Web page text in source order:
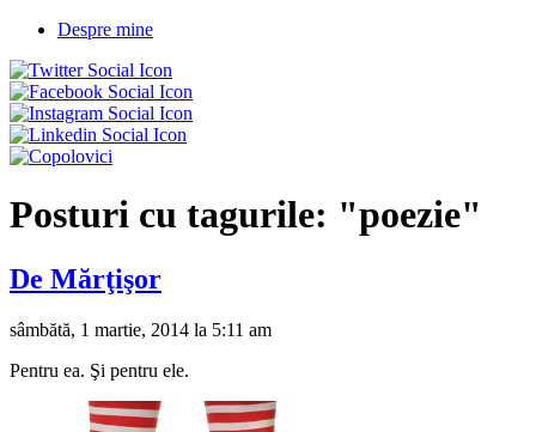
Despre mine
Posturi cu tagurile: "poezie"
De Mărţişor
sâmbătă, 1 martie, 2014 la 5:11 am
Pentru ea. Şi pentru ele.